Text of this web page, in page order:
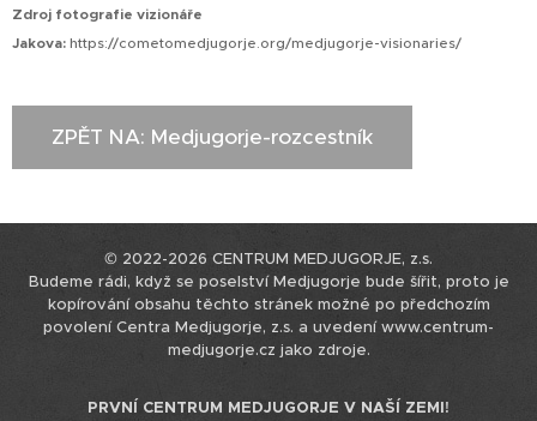
Zdroj fotografie vizionáře
Jakova: https://cometomedjugorje.org/medjugorje-visionaries/
ZPĚT NA: Medjugorje-rozcestník
© 2022-2026 CENTRUM MEDJUGORJE, z.s.
Budeme rádi, když se poselství Medjugorje bude šířit, proto je
kopírování obsahu těchto stránek možné po předchozím
povolení Centra Medjugorje, z.s. a uvedení www.centrum-
medjugorje.cz jako zdroje.
PRVNÍ CENTRUM MEDJUGORJE V NAŠÍ ZEMI!